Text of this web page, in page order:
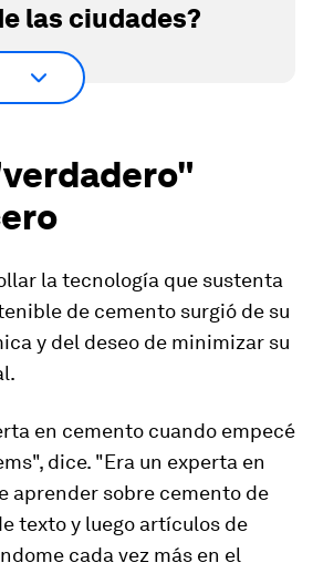
las ciudades?
la tecnología que sustenta
de cemento surgió de su
y del deseo de minimizar su
en cemento cuando empecé
dice. "Era un experta en
aprender sobre cemento de
texto y luego artículos de
cada vez más en el